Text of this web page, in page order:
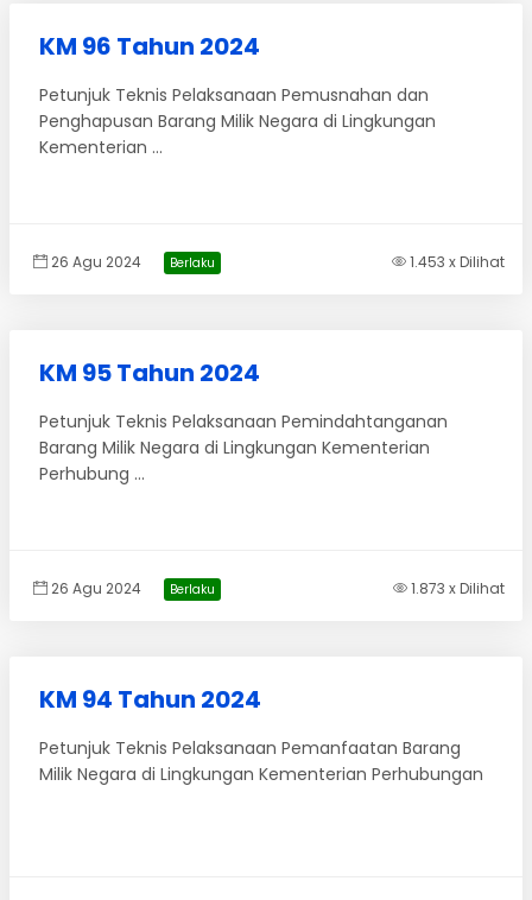
KM 96 Tahun 2024
Petunjuk Teknis Pelaksanaan Pemusnahan dan
Penghapusan Barang Milik Negara di Lingkungan
Kementerian ...
26 Agu 2024 Berlaku 1.453 x Dilihat
KM 95 Tahun 2024
Petunjuk Teknis Pelaksanaan Pemindahtanganan
Barang Milik Negara di Lingkungan Kementerian
Perhubung ...
26 Agu 2024 Berlaku 1.873 x Dilihat
KM 94 Tahun 2024
Petunjuk Teknis Pelaksanaan Pemanfaatan Barang
Milik Negara di Lingkungan Kementerian Perhubungan